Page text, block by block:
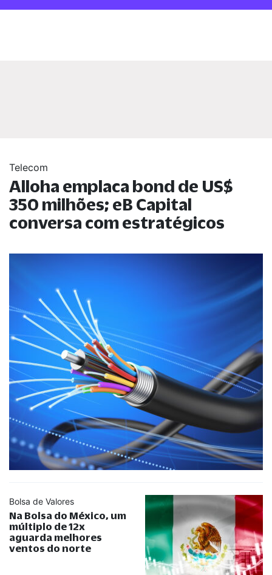
Telecom
Alloha emplaca bond de US$
350 milhões; eB Capital
conversa com estratégicos
Bolsa de Valores
Na Bolsa do México, um
múltiplo de 12x
aguarda melhores
ventos do norte